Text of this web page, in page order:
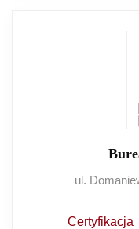
ul.
Certyfikacja